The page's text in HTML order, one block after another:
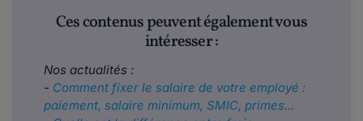
Ces contenus peuvent également vous
intéresser :
Nos actualités :
- Comment fixer le salaire de votre employé :
paiement, salaire minimum, SMIC, primes...